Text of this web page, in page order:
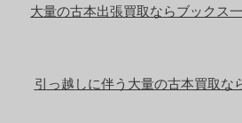
前
事:
大量の古本出張買取ならブックス
次
引っ越しに伴う大量の古本買取な